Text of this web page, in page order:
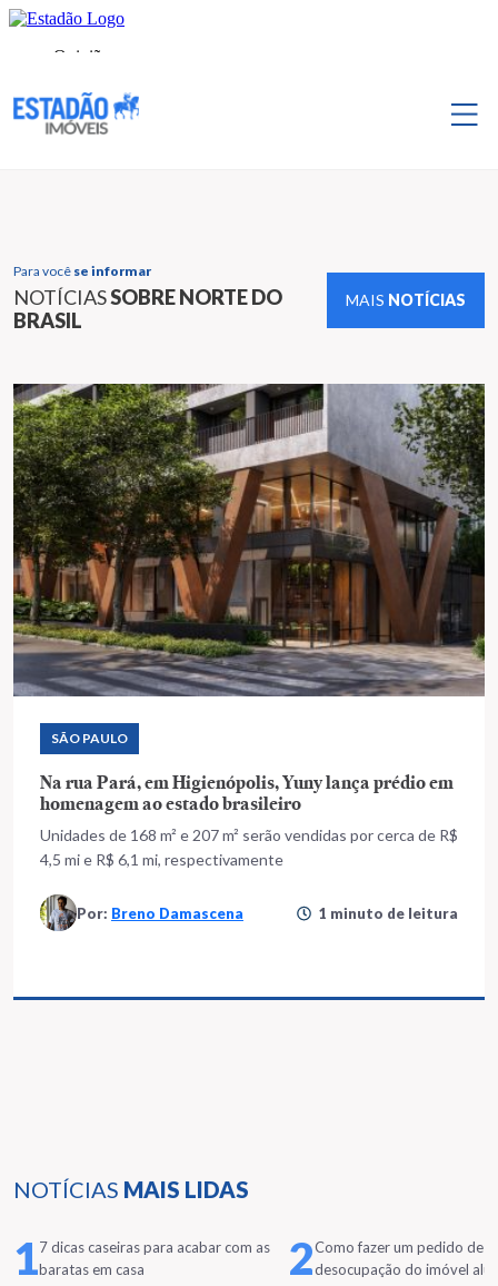
Para você se informar
NOTÍCIASSOBRE NORTE DO
BRASIL
MAIS NOTÍCIAS
NOTÍCIAS MAIS LIDAS
17 dicas caseiras para acabar com as
baratas em casa
2Como fazer um pedido de
desocupação do imóvel
SÃO PAULO
Na rua Pará, em Higienópolis, Yuny lança prédio em
homenagem ao estado brasileiro
Unidades de 168 m² e 207 m² serão vendidas por cerca de R$
4,5 mi e R$ 6,1 mi, respectivamente
Por: Breno Damascena 1 minuto de leitura